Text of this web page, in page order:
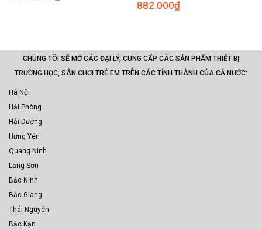
882.000₫
CHÚNG TÔI SẼ MỞ CÁC ĐẠI LÝ, CUNG CẤP CÁC SẢN PHẨM THIẾT BỊ
TRƯỜNG HỌC, SÂN CHƠI TRẺ EM TRÊN CÁC TỈNH THÀNH CỦA CẢ NƯỚC:
Hà Nội
Hải Phòng
Hải Dương
Hưng Yên
Quang Ninh
Lạng Sơn
Bắc Ninh
Bắc Giang
Thái Nguyên
Bắc Kạn